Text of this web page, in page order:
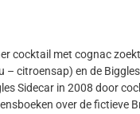
cocktail met cognac
– citroensap) en de
Sidecar in 2008 door
over de fictieve